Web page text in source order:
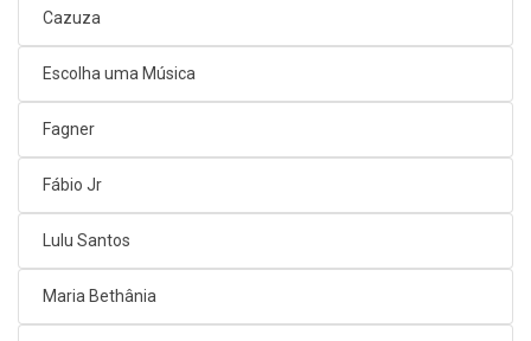
Cazuza
Escolha uma Música
Fagner
Fábio Jr
Lulu Santos
Maria Bethânia